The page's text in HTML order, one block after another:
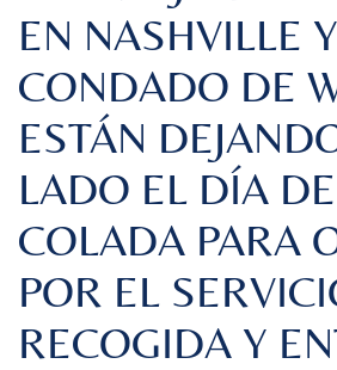
EN NASHVILLE
CONDADO DE
ESTÁN
LADO EL DÍA
COLADA PARA
POR EL
RECOGIDA Y